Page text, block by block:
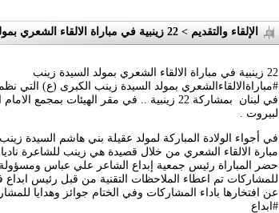
الإلقاء والتقديم > 22 زينبية في مباراة الالقاء الشعري بمولد السيدة زينب
22 زينبية في مباراة الالقاء الشعري بمولد السيدة زينب
#مباراةالالقاءالشعري بمولد السيدة زينب الكبرى (ع)‏ التي
في لبنان بمشاركة 22 زينبية .. في مقر الهيئات
لبيروت .
في أجواء الولادة المباركة لمولد عقيلة بني هاشم السيدة
مبارة الالقاء الشعري من خلال قصيدة هي زينب للشاعرة
حضر المباراة رئيس جمعية إبداع الشاعر علي عباس ومسؤولة
للمشاركات تم اعطاء الملاحظات التقنية من قبل رئيس
عن افتخارها باداء المشاركات وفي الختام جوائز وهدايا
#ابداع